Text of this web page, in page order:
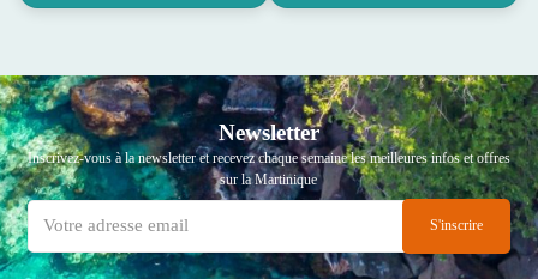
Newsletter
Inscrivez-vous à la newsletter et recevez chaque semaine les meilleures infos et offres
sur la Martinique